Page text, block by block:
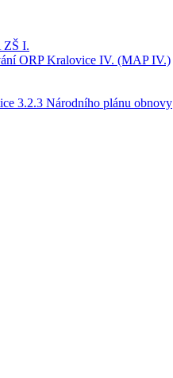
ZŠ I.
ORP Kralovice IV. (MAP IV.)
3.2.3 Národního plánu obnovy